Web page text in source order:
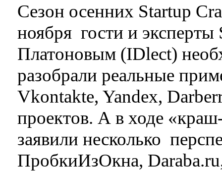
Сезон осенних Startup
ноября гости и
Платоновым (IDlect)
разобрали реальные
Vkontakte, Yandex,
проектов. А в ходе
заявили несколько
ПробкиИзОкна,